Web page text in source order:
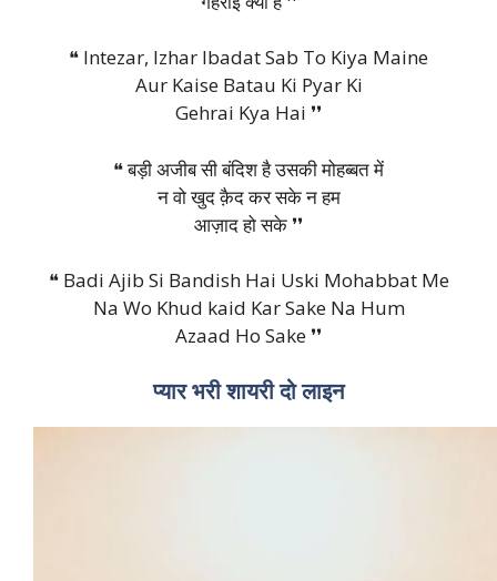
❝ Intezar, Izhar Ibadat Sab To Kiya Maine
Aur Kaise Batau Ki Pyar Ki
Gehrai Kya Hai ❜❜
❝ बड़ी अजीब सी बंदिश है उसकी मोहब्बत में
न वो खुद क़ैद कर सके न हम
आज़ाद हो सके ❜❜
❝ Badi Ajib Si Bandish Hai Uski Mohabbat Me
Na Wo Khud kaid Kar Sake Na Hum
Azaad Ho Sake ❜❜
प्यार भरी शायरी दो लाइन